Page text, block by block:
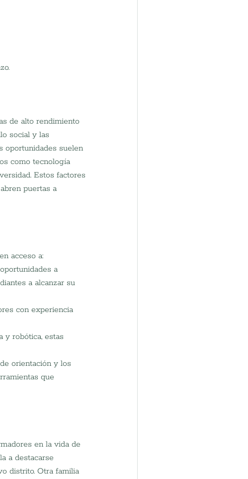
de alto rendimiento
social y las
oportunidades suelen
como tecnología
Estos factores
puertas a
acceso a:
a
a alcanzar su
con experiencia
y robótica, estas
orientación y los
que
en la vida de
a destacarse
distrito. Otra familia